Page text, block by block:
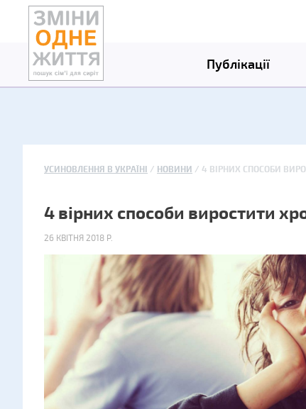
Публікації
УСИНОВЛЕННЯ В УКРАЇНІ НОВИНИ 4 ВІРНИХ СПОСОБИ
4 вірних способи виростити
26 КВІТНЯ 2018 Р.